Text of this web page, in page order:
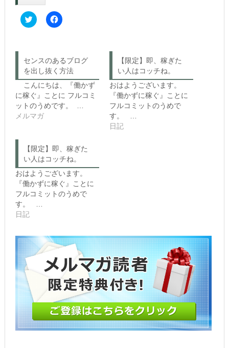
C
l
o
s
h
a
r
e
o
n
T
w
e
r
(新
し
い
ウ
ィ
ン
ド
ウ
す)
F
a
o
k
で
共
有
す
る
に
は
し
て
く
だ
さ
い
(新
し
い
で
開
き
ま
す)
センスのあるブログ
を出し抜く方法
こんにちは、『働かず
に稼ぐ』ことに フルコミ
ットのうめです。 …
メルマガ
【限定】即、稼ぎた
い人はコッチね。
おはようございます。
『働かずに稼ぐ』ことに
フルコミットのうめで
す。 …
日記
【限定】即、稼ぎた
い人はコッチね。
おはようございます。
『働かずに稼ぐ』ことに
フルコミットのうめで
す。 …
日記